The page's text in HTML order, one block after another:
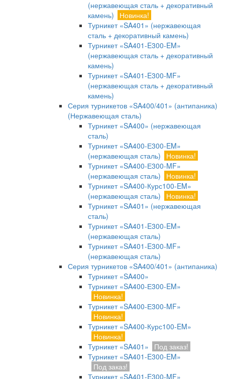
(нержавеющая сталь + декоративный
камень)
Новинка!
Турникет «SA401» (нержавеющая
сталь + декоративный камень)
Турникет «SA401-E300-EM»
(нержавеющая сталь + декоративный
камень)
Турникет «SA401-E300-MF»
(нержавеющая сталь + декоративный
камень)
Серия турникетов «SA400/401» (антипаника)
(Нержавеющая сталь)
Турникет «SA400» (нержавеющая
сталь)
Турникет «SA400-Е300-EM»
(нержавеющая сталь)
Новинка!
Турникет «SA400-Е300-MF»
(нержавеющая сталь)
Новинка!
Турникет «SA400-Курс100-EM»
(нержавеющая сталь)
Новинка!
Турникет «SA401» (нержавеющая
сталь)
Турникет «SA401-E300-EM»
(нержавеющая сталь)
Турникет «SA401-E300-MF»
(нержавеющая сталь)
Серия турникетов «SA400/401» (антипаника)
Турникет «SA400»
Турникет «SA400-Е300-EM»
Новинка!
Турникет «SA400-Е300-MF»
Новинка!
Турникет «SA400-Курс100-EM»
Новинка!
Турникет «SA401»
Под заказ!
Турникет «SA401-E300-EM»
Под заказ!
Турникет «SA401-E300-MF»